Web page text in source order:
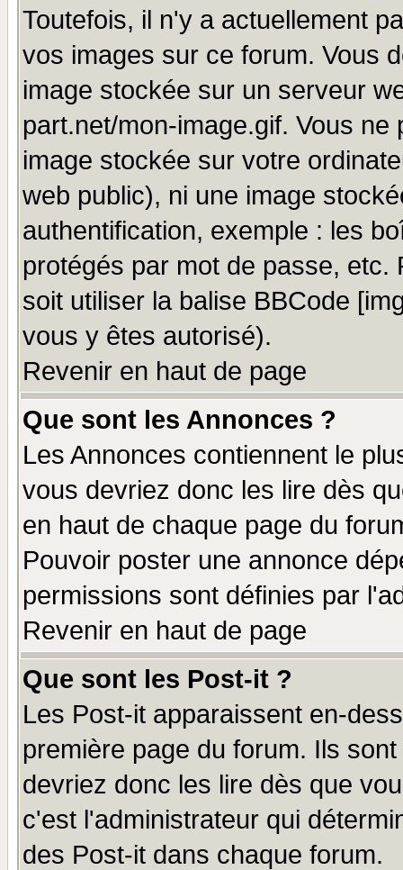
Toutefois, il n'y a actuellement
vos images sur ce forum. Vous
image stockée sur un serveur
part.net/mon-image.gif. Vous
image stockée sur votre
web public), ni une image
authentification, exemple : les
protégés par mot de passe,
soit utiliser la balise BBCode
vous y êtes autorisé).
Revenir en haut de page
Que sont les Annonces ?
Les Annonces contiennent le
vous devriez donc les lire dès
en haut de chaque page du
Pouvoir poster une annonce
permissions sont définies par
Revenir en haut de page
Que sont les Post-it ?
Les Post-it apparaissent en-
première page du forum. Ils
devriez donc les lire dès que
c'est l'administrateur qui
des Post-it dans chaque forum.